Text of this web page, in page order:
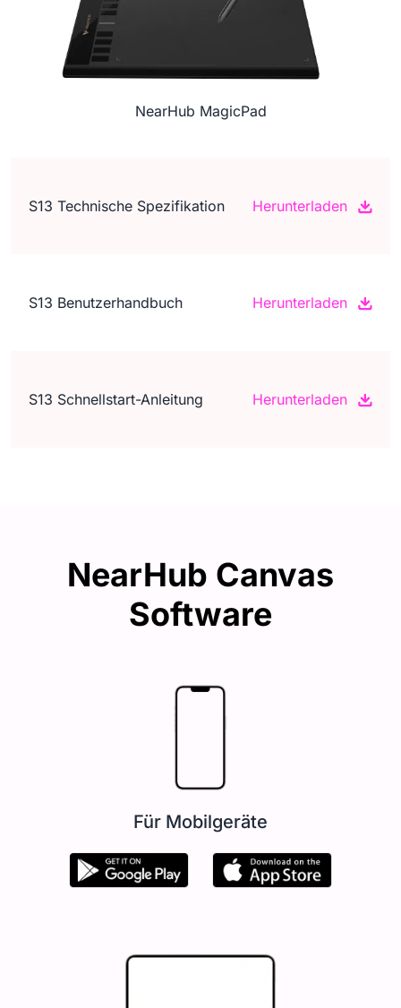
NearHub MagicPad
S13 Technische Spezifikation Herunterladen
S13 Benutzerhandbuch Herunterladen
S13 Schnellstart-Anleitung Herunterladen
NearHub Canvas
Software
Für Mobilgeräte